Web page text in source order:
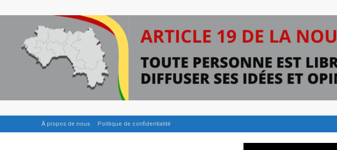
À propos de nous Politique de confidentialité